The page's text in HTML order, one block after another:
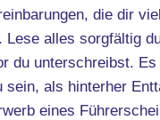
die dir
Lese alles sorgfältig
du unterschreibst.
sein, als hinterher
eines